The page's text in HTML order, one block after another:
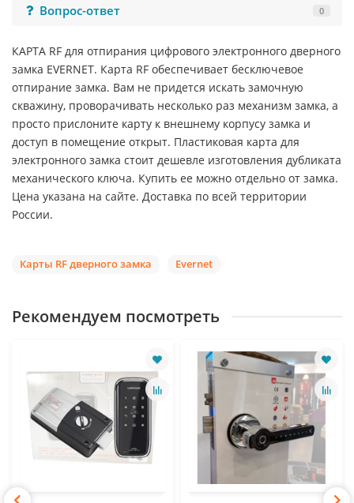
Вопрос-ответ
0
КАРТА RF для отпирания цифрового электронного дверного
замка EVERNET. Карта RF обеспечивает бесключевое
отпирание замка. Вам не придется искать замочную
скважину, проворачивать несколько раз механизм замка, а
просто прислоните карту к внешнему корпусу замка и
доступ в помещение открыт. Пластиковая карта для
электронного замка стоит дешевле изготовления дубликата
механического ключа. Купить ее можно отдельно от замка.
Цена указана на сайте. Доставка по всей территории
России.
Карты RF дверного замка Evernet
Рекомендуем посмотреть